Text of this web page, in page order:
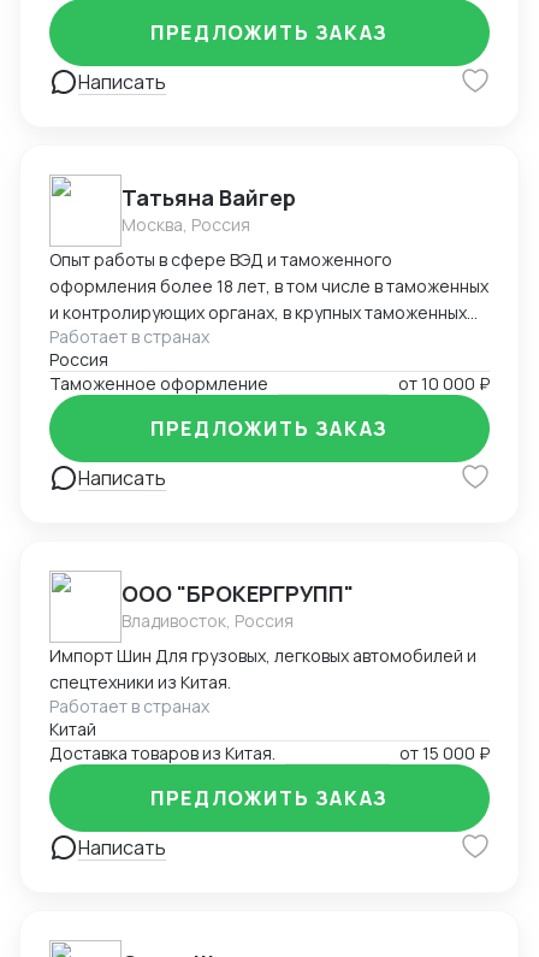
Написать
ПРЕДЛОЖИТЬ ЗАКАЗ
Татьяна Вайгер
Москва, Россия
Опыт работы в сфере ВЭД и таможенного
оформления более 18 лет, в том числе в таможенных
и контролирующих органах, в крупных таможенных
представителях. Сопровождение полного цикла
таможенного оформления и консультирование на
любом этапе, подтверждение таможенной
стоимости, помощь в составлении документов.
Решение нестандартных ситуаций.
Работает в странах
Россия
Таможенное оформление
от10 000 ₽
Написать
ПРЕДЛОЖИТЬ ЗАКАЗ
ООО "БРОКЕРГРУПП"
Владивосток, Россия
Импорт Шин Для грузовых, легковых автомобилей и
спецтехники из Китая.
Работает в странах
Китай
Доставка товаров из Китая.
от15 000 ₽
Написать
ПРЕДЛОЖИТЬ ЗАКАЗ